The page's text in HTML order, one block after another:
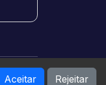
Aceitar Rejeitar